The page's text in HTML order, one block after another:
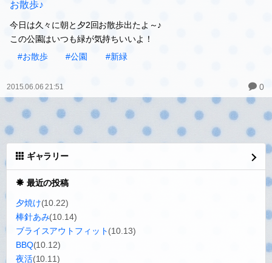
お散歩♪
今日は久々に朝と夕2回お散歩出たよ～♪
この公園はいつも緑が気持ちいいよ！
#お散歩
#公園 #新緑
2015.06.06 21:51 0
ギャラリー
最近の投稿
夕焼け(10.22)
棒針あみ(10.14)
ブライスアウトフィット(10.13)
BBQ(10.12)
夜活(10.11)